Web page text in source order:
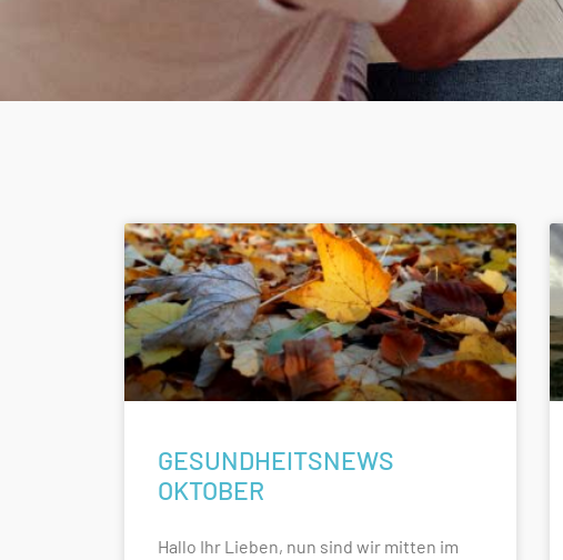
GESUNDHEITSNEWS
OKTOBER
Hallo Ihr Lieben, nun sind wir mitten im